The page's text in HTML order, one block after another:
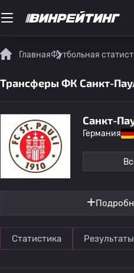
ГлавнаяФутбольная
Трансферы ФК Санкт-
Санкт-
Германия
Статистика Результаты